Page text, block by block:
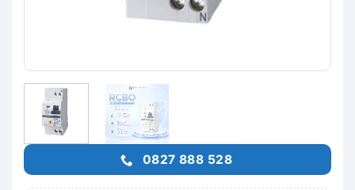
0827 888 528